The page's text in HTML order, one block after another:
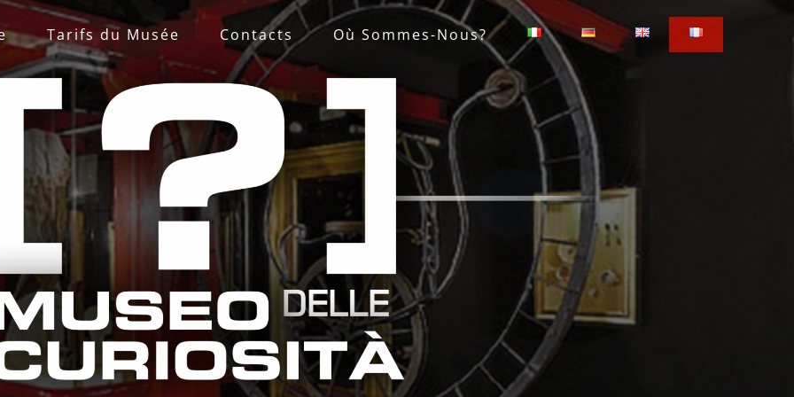
Tarifs du Musée Contacts Où Sommes-Nous?